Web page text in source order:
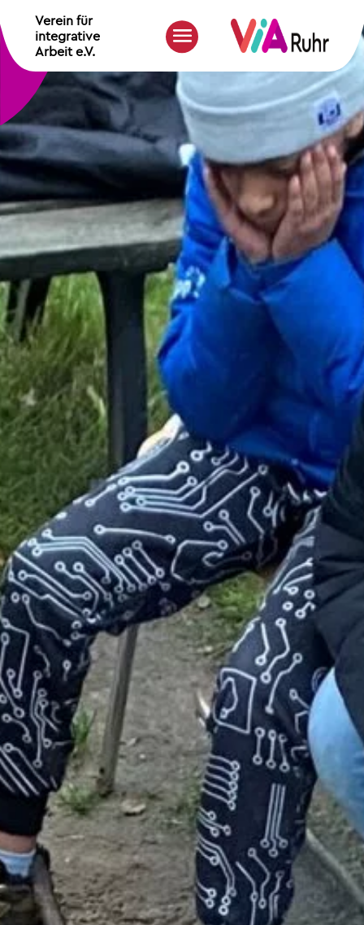
Verein für
integrative
Arbeit e.V.